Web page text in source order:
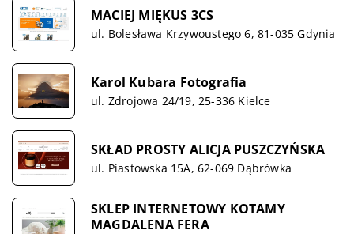
MACIEJ MIĘKUS 3CS
ul. Bolesława Krzywoustego 6, 81-035 Gdynia
Karol Kubara Fotografia
ul. Zdrojowa 24/19, 25-336 Kielce
SKŁAD PROSTY ALICJA PUSZCZYŃSKA
ul. Piastowska 15A, 62-069 Dąbrówka
SKLEP INTERNETOWY KOTAMY
MAGDALENA FERA